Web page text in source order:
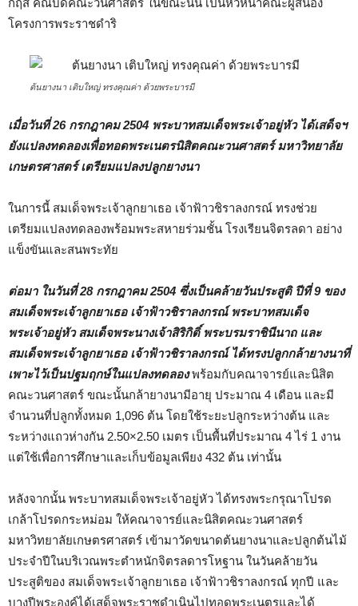
กฤส คณบดีคณะวนศาสตร์ ในขณะนั้น เป็นหัวหน้าคณะผู้สนอง
โครงการพระราชดำริ
ต้นยางนา เติบใหญ่ ทรงคุณค่า ด้วยพระบารมี
เมื่อวันที่ 26 กรกฎาคม 2504 พระบาทสมเด็จพระเจ้าอยู่หัว ได้เสด็จฯ
ยังแปลงทดลองเพื่อทอดพระเนตรนิสิตคณะวนศาสตร์ มหาวิทยาลัย
เกษตรศาสตร์ เตรียมแปลงปลูกยางนา
ในการนี้ สมเด็จพระเจ้าลูกยาเธอ เจ้าฟ้าวชิราลงกรณ์ ทรงช่วย
เตรียมแปลงทดลองพร้อมพระสหายร่วมชั้น โรงเรียนจิตรลดา อย่าง
แข็งขันและสนพระทัย
ต่อมา ในวันที่ 28 กรกฎาคม 2504 ซึ่งเป็นคล้ายวันประสูติ ปีที่ 9 ของ
สมเด็จพระเจ้าลูกยาเธอ เจ้าฟ้าวชิราลงกรณ์ พระบาทสมเด็จ
พระเจ้าอยู่หัว สมเด็จพระนางเจ้าสิริกิติ์ พระบรมราชินีนาถ และ
สมเด็จพระเจ้าลูกยาเธอ เจ้าฟ้าวชิราลงกรณ์ ได้ทรงปลูกกล้ายางนาที่
เพาะไว้เป็นปฐมฤกษ์ในแปลงทดลองพร้อมกับคณาจารย์และนิสิต
คณะวนศาสตร์ ขณะนั้นกล้ายางนามีอายุ ประมาณ 4 เดือน และมี
จำนวนที่ปลูกทั้งหมด 1,096 ต้น โดยใช้ระยะปลูกระหว่างต้น และ
ระหว่างแถวห่างกัน 2.50×2.50 เมตร เป็นพื้นที่ประมาณ 4 ไร่ 1 งาน
แต่ใช้เพื่อการศึกษาและเก็บข้อมูลเพียง 432 ต้น เท่านั้น
หลังจากนั้น พระบาทสมเด็จพระเจ้าอยู่หัว ได้ทรงพระกรุณาโปรด
เกล้าโปรดกระหม่อม ให้คณาจารย์และนิสิตคณะวนศาสตร์
มหาวิทยาลัยเกษตรศาสตร์ เข้ามาวัดขนาดต้นยางนาและปลูกต้นไม้
ประจำปีในบริเวณพระตำหนักจิตรลดารโหฐาน ในวันคล้ายวัน
ประสูติของ สมเด็จพระเจ้าลูกยาเธอ เจ้าฟ้าวชิราลงกรณ์ ทุกปี และ
บางปีพระองค์ได้เสด็จพระราชดำเนินไปทอดพระเนตรและได้